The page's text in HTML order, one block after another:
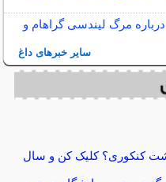
مرگ لیندسی گراهام و
سایر خبرهای داغ
کنکوری؟ کلیک کن و سال